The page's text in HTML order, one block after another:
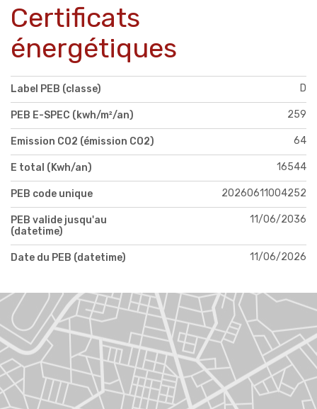
Certificats
énergétiques
Label PEB (classe) D
PEB E-SPEC (kwh/m²/an) 259
Emission CO2 (émission CO2) 64
E total (Kwh/an) 16544
PEB code unique 20260611004252
PEB valide jusqu'au
(datetime)
11/06/2036
Date du PEB (datetime) 11/06/2026